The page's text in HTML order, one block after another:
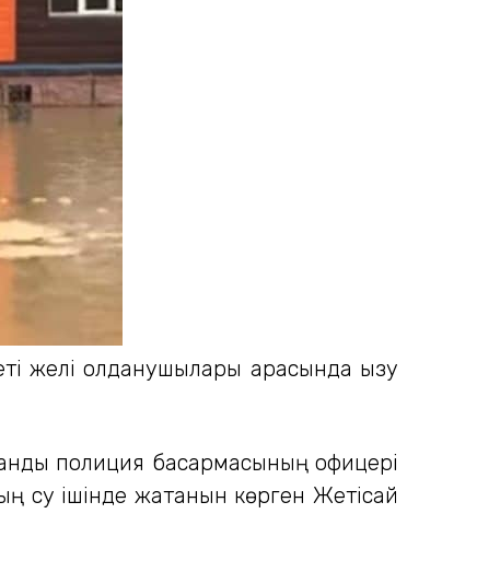
желі қолданушылары арасында қызу
полиция басқармасының офицері
су ішінде жатқанын көрген Жетісай